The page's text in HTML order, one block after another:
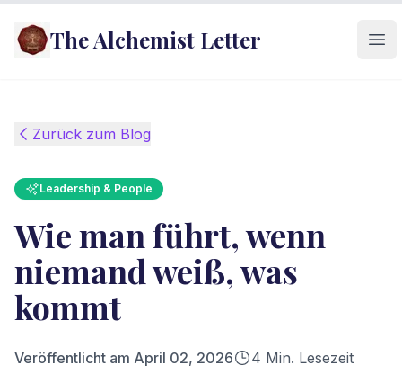
The Alchemist Letter
Zurück zum Blog
Leadership & People
Wie man führt, wenn
niemand weiß, was
kommt
Veröffentlicht am April 02, 2026 4 Min. Lesezeit